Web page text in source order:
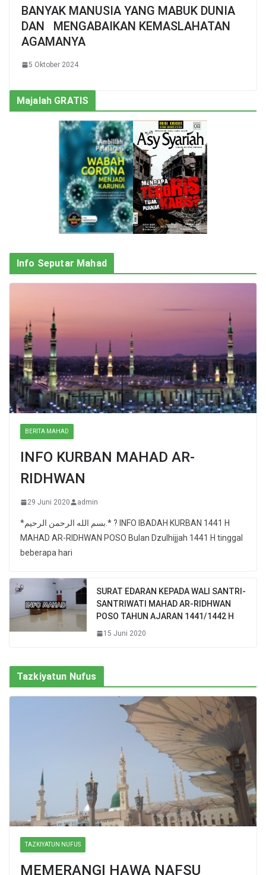
BANYAK MANUSIA YANG MABUK DUNIA
DAN MENGABAIKAN KEMASLAHATAN
AGAMANYA
5 Oktober 2024
Majalah GRATIS
Info Seputar Mahad
BERITA MAHAD
INFO KURBAN MAHAD AR-
RIDHWAN
29 Juni 2020 admin
*بسم الله الرحمن الرحيم.* ? INFO IBADAH KURBAN 1441 H
MAHAD AR-RIDHWAN POSO Bulan Dzulhijjah 1441 H tinggal
beberapa hari
SURAT EDARAN KEPADA WALI SANTRI-
SANTRIWATI MAHAD AR-RIDHWAN
POSO TAHUN AJARAN 1441/1442 H
15 Juni 2020
Tazkiyatun Nufus
TAZKIYATUN NUFUS
MEMERANGI HAWA NAFSU